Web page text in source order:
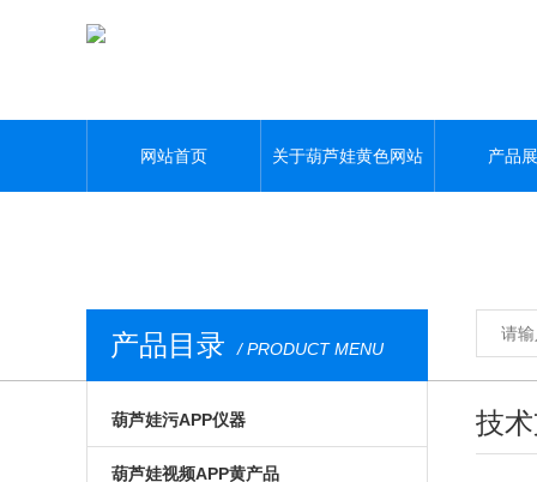
网站首页 关于葫芦娃黄色网站 产品
产品目录 / PRODUCT MENU
葫芦娃污APP仪器
光电模组与系统
葫芦娃视频APP黄产品
技